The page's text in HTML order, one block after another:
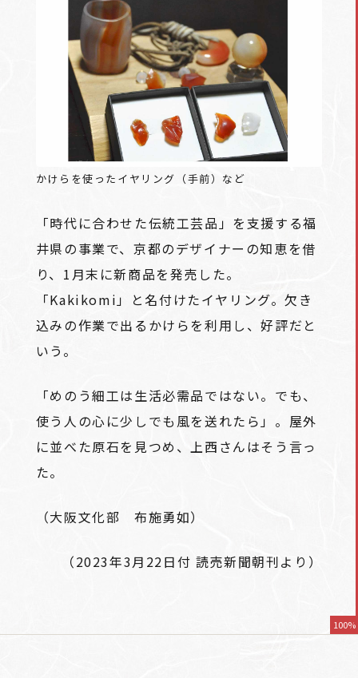
かけらを使ったイヤリング（手前）など
「時代に合わせた伝統工芸品」を支援する福
井県の事業で、京都のデザイナーの知恵を借
り、1月末に新商品を発売した。
「Kakikomi」と名付けたイヤリング。欠き
込みの作業で出るかけらを利用し、好評だと
いう。
「めのう細工は生活必需品ではない。でも、
使う人の心に少しでも風を送れたら」。屋外
に並べた原石を見つめ、上西さんはそう言っ
た。
（大阪文化部 布施勇如）
（2023年3月22日付 読売新聞朝刊より）
100%